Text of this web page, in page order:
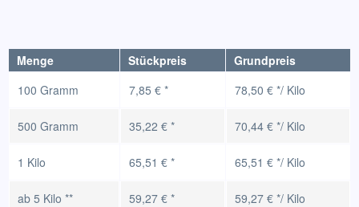
Menge Stückpreis
Grundpreis
100 Gramm
7,85 € * 78,50 € */ Kilo
500 Gramm 35,22 € * 70,44 € */ Kilo
1 Kilo 65,51 € * 65,51 € */ Kilo
ab 5 Kilo ** 59,27 € * 59,27 € */ Kilo